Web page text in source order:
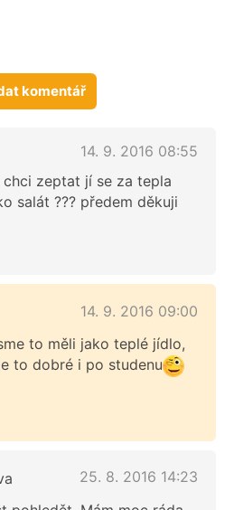
komentář
14. 9. 2016 08:55
zeptat jí se za tepla
salát ??? předem děkuji
14. 9. 2016 09:00
to měli jako teplé jídlo,
to dobré i po studenu
25. 8. 2016 14:23